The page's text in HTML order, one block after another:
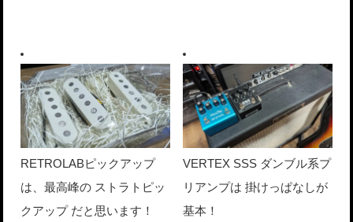
RETROLABピックアップ
は、最高峰の ストラトピッ
クアップ だと思います！
VERTEX SSS ダンブル系プ
リアンプは 掛けっぱなしが
基本！